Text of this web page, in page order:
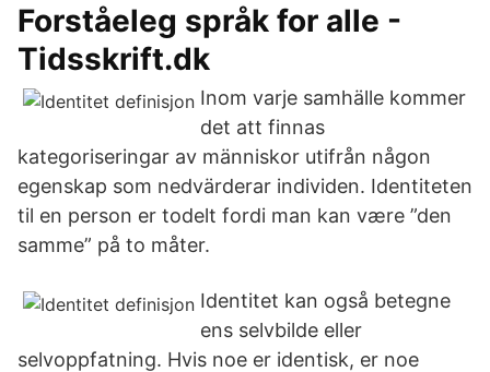
Forståeleg språk for alle -
Tidsskrift.dk
Inom varje samhälle kommer
det att finnas
kategoriseringar av människor utifrån någon
egenskap som nedvärderar individen. Identiteten
til en person er todelt fordi man kan være ”den
samme” på to måter.
Identitet kan også betegne
ens selvbilde eller
selvoppfatning. Hvis noe er identisk, er noe